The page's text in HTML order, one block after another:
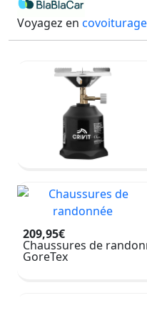
Voyagez en covoiturage
209,95€
Chaussures de
GoreTex